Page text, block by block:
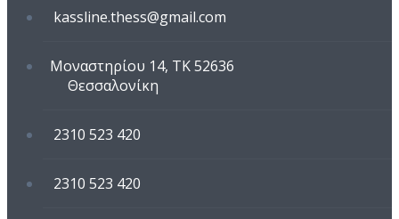
kassline.thess@gmail.com
Μοναστηρίου 14, TK 52636
Θεσσαλονίκη
2310 523 420
2310 523 420